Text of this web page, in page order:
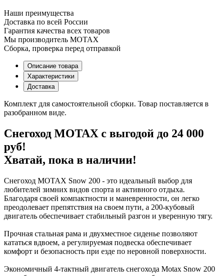
Наши преимущества
Доставка по всей России
Гарантия качества всех товаров
Мы производитель MOTAX
Сборка, проверка перед отправкой
Описание товара
Характеристики
Доставка
Комплект для самостоятельной сборки. Товар поставляется в
разобранном виде.
Снегоход MOTAX с выгодой до 24 000
руб!
Хватай, пока в наличии!
Снегоход MOTAX Snow 200 - это идеальный выбор для
любителей зимних видов спорта и активного отдыха.
Благодаря своей компактности и маневренности, он легко
преодолевает препятствия на своем пути, а 200-кубовый
двигатель обеспечивает стабильный разгон и уверенную тягу.
Прочная стальная рама и двухместное сиденье позволяют
кататься вдвоем, а регулируемая подвеска обеспечивает
комфорт и безопасность при езде по неровной поверхности.
Экономичный 4-тактный двигатель снегохода Motax Snow 200